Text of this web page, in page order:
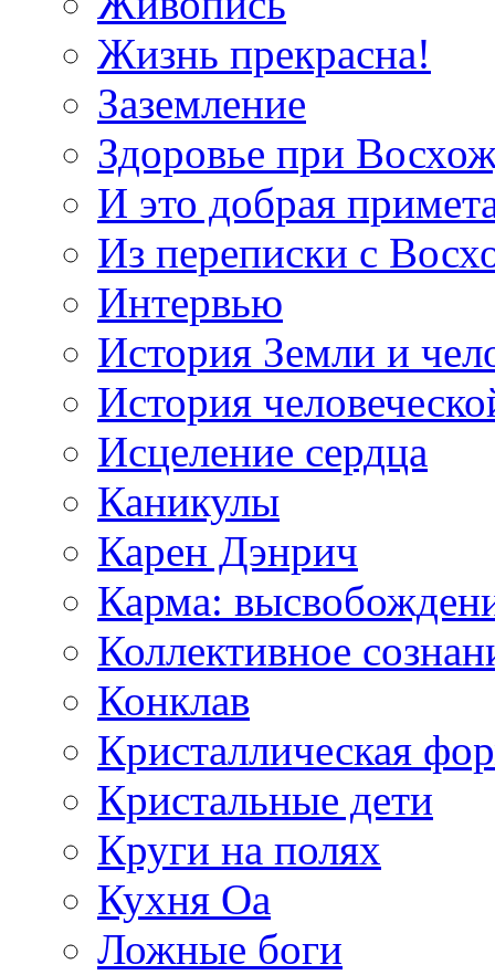
Жизнь прекрасна!
Заземление
Здоровье при
И это добрая
Из переписки с
Интервью
История Земли и
История
Исцеление сердца
Каникулы
Карен Дэнрич
Карма:
Коллективное
Конклав
Кристаллическая
Кристальные дети
Круги на полях
Кухня Оа
Ложные боги